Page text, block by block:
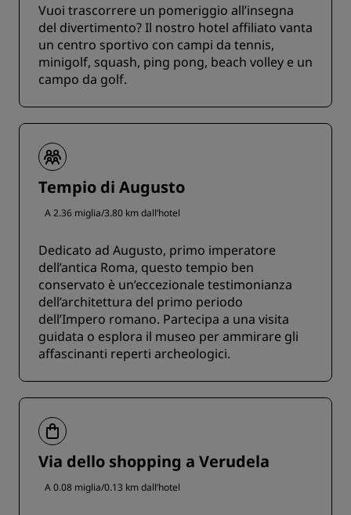
Vuoi trascorrere un pomeriggio all’insegna
del divertimento? Il nostro hotel affiliato vanta
un centro sportivo con campi da tennis,
minigolf, squash, ping pong, beach volley e un
campo da golf.
Tempio di Augusto
A 2.36 miglia/3.80 km dall’hotel
Dedicato ad Augusto, primo imperatore
dell’antica Roma, questo tempio ben
conservato è un’eccezionale testimonianza
dell’architettura del primo periodo
dell’Impero romano. Partecipa a una visita
guidata o esplora il museo per ammirare gli
affascinanti reperti archeologici.
Via dello shopping a Verudela
A 0.08 miglia/0.13 km dall’hotel